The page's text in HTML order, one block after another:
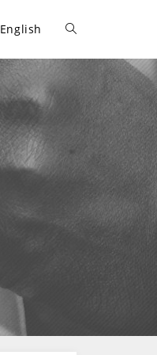
English